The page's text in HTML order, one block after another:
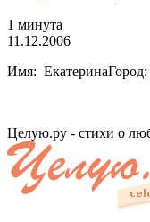
1 минута
11.12.2006
Имя: ЕкатеринаГород:
Целую.ру - стихи о